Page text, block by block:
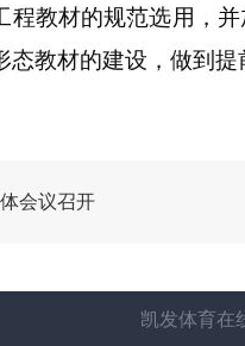
教材的规范选用，
教材的建设，做到
会议召开
凯发体育在